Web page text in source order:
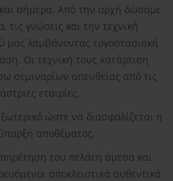
και σήμερα. Από την αρχή δώσαμε
γνώσεις και την τεχνική
μας λαμβάνοντας εργοστασιακή
Οι τεχνική τους κατάρτιση
σεμιναρίων απευθείας από τις
εταιρίες.
ώστε να διασφαλίζεται η
αποθέματος.
του πελάτη άμεσα και
αποκλειστικά αυθεντικά